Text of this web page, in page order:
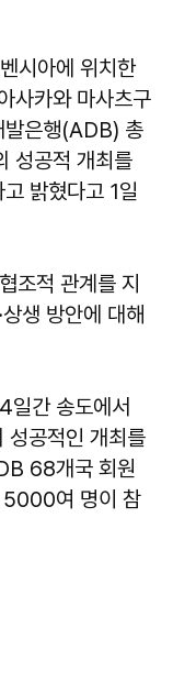
시아에 위치한
사카와 마사츠구
은행(ADB) 총
성공적 개최를
밝혔다고 1일
조적 관계를 지
생 방안에 대해
일간 송도에서
공적인 개최를
68개국 회원
5000여 명이 참